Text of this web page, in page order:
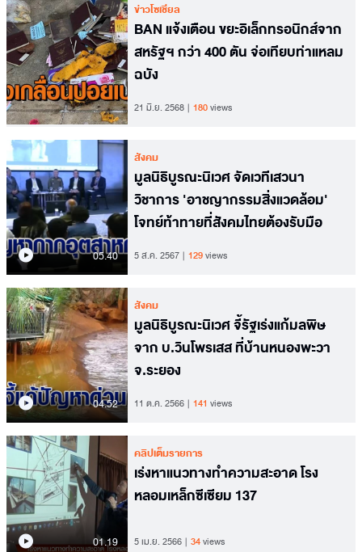
ข่าวโซเชียล
BAN แจ้งเตือน ขยะอิเล็กทรอนิกส์จาก
สหรัฐฯ กว่า 400 ตัน จ่อเทียบท่าแหลม
ฉบัง
21 มิ.ย. 2568 180views
05.40
สังคม
มูลนิธิบูรณะนิเวศ จัดเวทีเสวนา
วิชาการ 'อาชญากรรมสิ่งแวดล้อม'
โจทย์ท้าทายที่สังคมไทยต้องรับมือ
5 ส.ค. 2567 129views
04.52
สังคม
มูลนิธิบูรณะนิเวศ จี้รัฐเร่งแก้มลพิษ
จาก บ.วินโพรเสส ที่บ้านหนองพะวา
จ.ระยอง
11 ต.ค. 2566 141 views
01.19
คลิปเต็มรายการ
เร่งหาแนวทางทำความสะอาด โรง
หลอมเหล็กซีเซียม 137
5 เม.ย. 2566 34views